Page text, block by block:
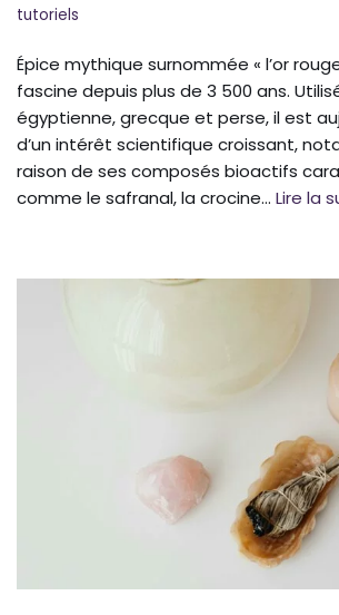
tutoriels
Épice mythique surnommée « l’or
fascine depuis plus de 3 500 ans.
égyptienne, grecque et perse, il est
d’un intérêt scientifique croissant,
raison de ses composés bioactifs
comme le safranal, la crocine… Lire la